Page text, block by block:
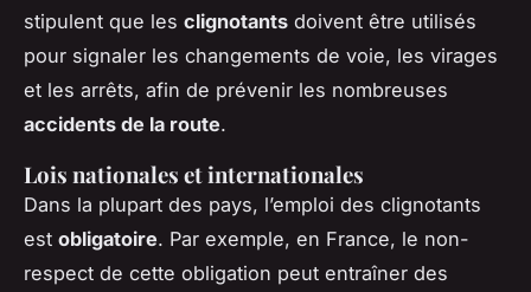
stipulent que les clignotants doivent être utilisés
pour signaler les changements de voie, les virages
et les arrêts, afin de prévenir les nombreuses
accidents de la route.
Lois nationales et internationales
Dans la plupart des pays, l’emploi des clignotants
est obligatoire. Par exemple, en France, le non-
respect de cette obligation peut entraîner des